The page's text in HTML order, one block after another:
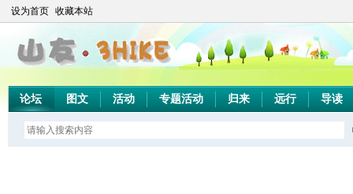
设为首页 收藏本站
论坛 图文 活动 专题活动 归来 远行 导读